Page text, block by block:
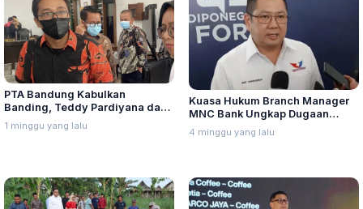
PTA Bandung Kabulkan
Banding, Teddy Pardiyana dan
Bintang Ditetapkan Ahli Waris
Lina Jubaedah
1 minggu yang lalu
Kuasa Hukum Branch Manager
MNC Bank Ungkap Dugaan
Penganiayaan oleh Hary Tanoe
di MNC Towe
4 minggu yang lalu